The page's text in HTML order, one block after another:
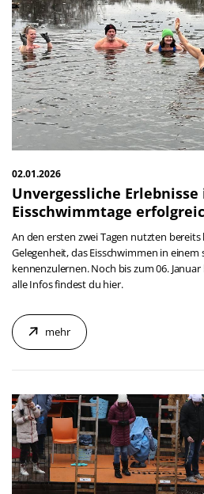
02.01.2026
Unvergessliche
Eisschwimmtage
An den ersten zwei Tagen nutzten
Gelegenheit, das Eisschwimmen in einem
kennenzulernen. Noch bis zum 06.
alle Infos findest du hier.
mehr